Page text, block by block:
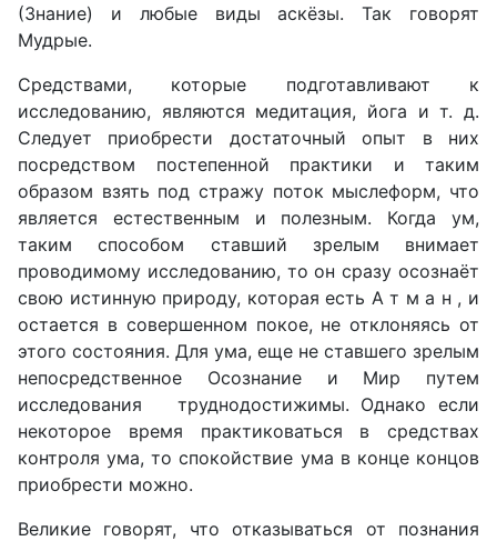
(Знание) и любые виды аскёзы. Так говорят
Мудрые.
Средствами, которые подготавливают к
исследованию, являются медитация, йога и т. д.
Следует приобрести достаточный опыт в них
посредством постепенной практики и таким
образом взять под стражу поток мыслеформ, что
является естественным и полезным. Когда ум,
таким способом ставший зрелым внимает
проводимому исследованию, то он сразу осознаёт
свою истинную природу, которая есть А т м а н , и
остается в совершенном покое, не отклоняясь от
этого состояния. Для ума, еще не ставшего зрелым
непосредственное Осознание и Мир путем
исследования труднодостижимы. Однако если
некоторое время практиковаться в средствах
контроля ума, то спокойствие ума в конце концов
приобрести можно.
Великие говорят, что отказываться от познания